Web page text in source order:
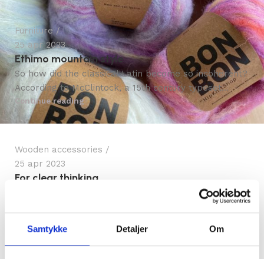
Samtykke Detaljer Om
Furniture
25 apr 2023
Ethimo mountain style
So how did the classical Latin become so incoherent?
According to McClintock, a 15th century typeset...
Continue reading
bendikb
Wooden accessories
25 apr 2023
For clear thinking
The passage experienced a surge in popularity during
the 1960s when Letraset used it on their dry-tr...
bendikb